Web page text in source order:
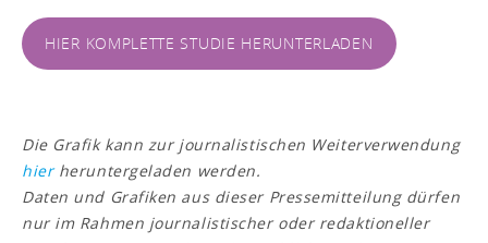
HIER KOMPLETTE STUDIE HERUNTERLADEN
Die Grafik kann zur journalistischen Weiterverwendung
hierheruntergeladen werden.
Daten und Grafiken aus dieser Pressemitteilung dürfen
nur im Rahmen journalistischer oder redaktioneller